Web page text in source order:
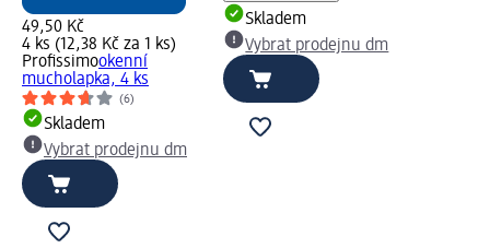
49,50 Kč
4 ks (12,38 Kč za 1 ks)
Profissimookenní
mucholapka, 4 ks
(6)
Skladem
Vybrat prodejnu dm
Skladem
Vybrat prodejnu dm